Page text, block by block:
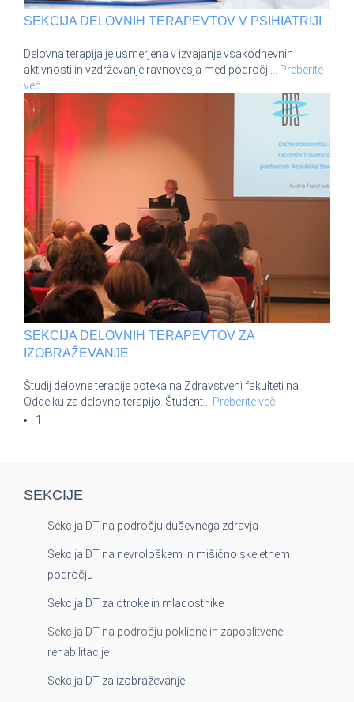
SEKCIJA DELOVNIH TERAPEVTOV V PSIHIATRIJI
Delovna terapija je usmerjena v izvajanje vsakodnevnih
aktivnosti in vzdrževanje ravnovesja med področji
Preberite
več
SEKCIJA DELOVNIH TERAPEVTOV ZA
IZOBRAŽEVANJE
Študij delovne terapije poteka na Zdravstveni fakulteti na
Oddelku za delovno terapijo. Študent
Preberite več
1
SEKCIJE
Sekcija DT na področju duševnega zdravja
Sekcija DT na nevrološkem in mišično skeletnem
področju
Sekcija DT za otroke in mladostnike
Sekcija DT na področju poklicne in zaposlitvene
rehabilitacije
Sekcija DT za izobraževanje